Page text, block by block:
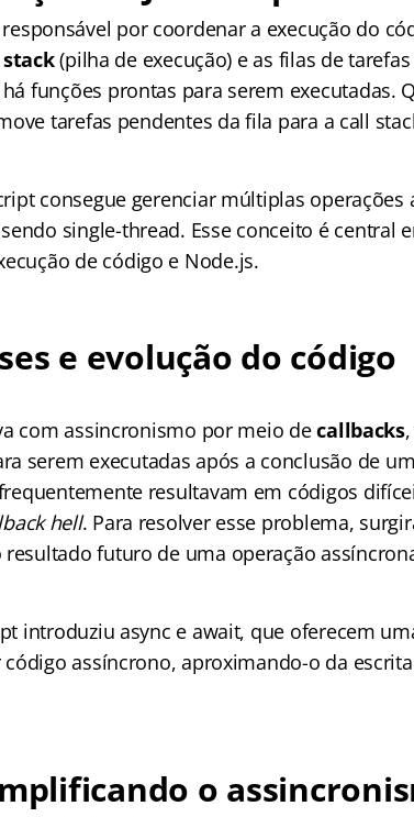
por coordenar a execução do
(pilha de execução) e as filas de
funções prontas para serem executadas.
tarefas pendentes da fila para a call
consegue gerenciar múltiplas operações
single-thread. Esse conceito é central
de código e Node.js.
e evolução do código
com assincronismo por meio decallbacks
serem executadas após a conclusão de
resultavam em códigos
hell. Para resolver esse problema,
futuro de uma operação
introduziu async e await, que oferecem
assíncrono, aproximando-o da
o